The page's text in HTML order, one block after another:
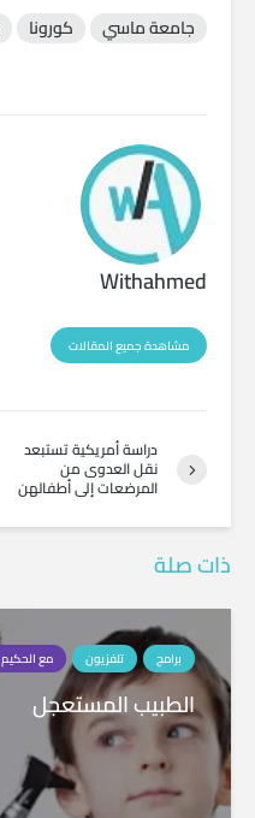
جامعة ماسي كورونا
Withahmed
مشاهدة جميع المقالات
دراسة أمريكية تستبعد
نقل العدوى من
المرضعات إلى أطفالهن
ذات صلة
برامج تلفزيون مع الحكيم
الطبيب المستعجل